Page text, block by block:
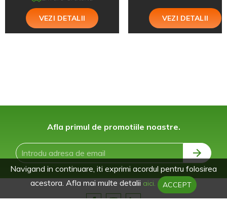
VEZI DETALII VEZI DETALII
Afla primul de promotiile noastre.
Navigand in continuare, iti exprimi acordul pentru folosirea
acestora. Afla mai multe detalii aici. ACCEPT